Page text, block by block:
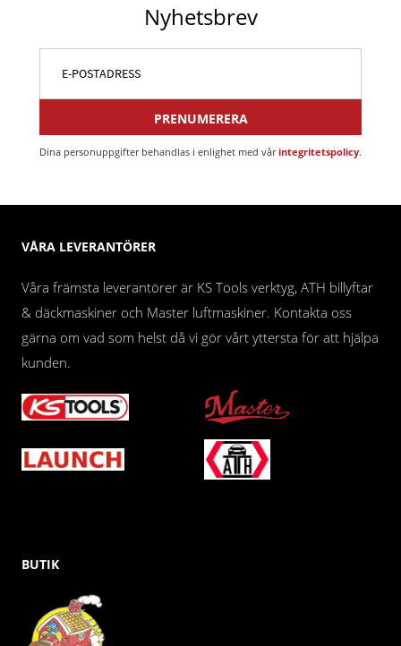
Nyhetsbrev
PRENUMERERA
Dina personuppgifter behandlas i enlighet med vårintegritetspolicy.
VÅRA LEVERANTÖRER
Våra främsta leverantörer är KS Tools verktyg, ATH billyftar
& däckmaskiner och Master luftmaskiner. Kontakta oss
gärna om vad som helst då vi gör vårt yttersta för att hjälpa
kunden.
BUTIK